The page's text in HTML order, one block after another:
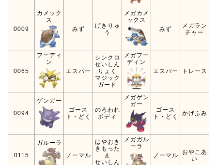
0009
カメック
ス
みず
げきりゅ
う
メガカメ
ックス
みず
メガラン
チャー
0065
フーディ
ン
エスパー
シンクロ
せいしん
りょく
マジック
ガード
メガフー
ディン
エスパー
トレース
0094
ゲンガー
ゴース
ト・どく
のろわれ
ボディ
メガゲン
ガー
ゴース
ト・どく
かげふみ
0115
ガルーラ
ノーマル
はやおき
きもった
ま
せいしん
メガガル
ーラ
ノーマル
おやこあ
い